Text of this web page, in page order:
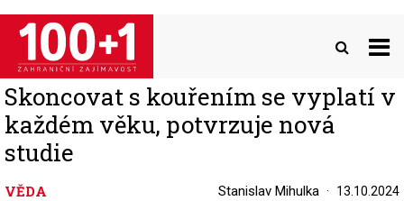
Přejít
hlavnímu
obsahu
Skoncovat s kouřením se vyplatí v
každém věku, potvrzuje nová
studie
VĚDA Stanislav Mihulka 13.10.2024